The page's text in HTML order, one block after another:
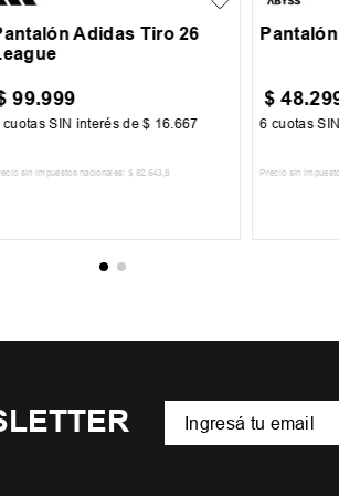
Adidas Tiro 26
99.999
cuotas SIN interés de$ 16 667
sin impuestos nacionales: $ 82.643 ,8
$ 48.
6 cuotas
Precio sin